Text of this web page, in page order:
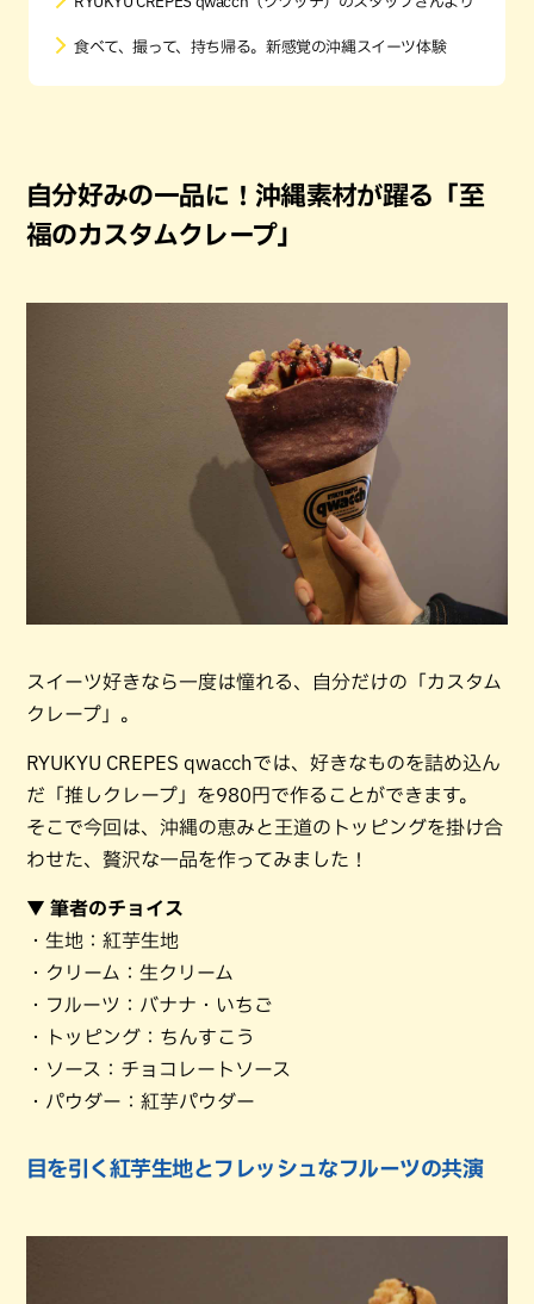
食べて、撮って、持ち帰る。新感覚の沖縄スイーツ体験
自分好みの一品に！沖縄素材が躍る「至
福のカスタムクレープ」
スイーツ好きなら一度は憧れる、自分だけの「カスタム
クレープ」。
RYUKYU CREPES qwacchでは、好きなものを詰め込ん
だ「推しクレープ」を980円で作ることができます。
そこで今回は、沖縄の恵みと王道のトッピングを掛け合
わせた、贅沢な一品を作ってみました！
▼ 筆者のチョイス
・生地：紅芋生地
・クリーム：生クリーム
・フルーツ：バナナ・いちご
・トッピング：ちんすこう
・ソース：チョコレートソース
・パウダー：紅芋パウダー
目を引く紅芋生地とフレッシュなフルーツの共演